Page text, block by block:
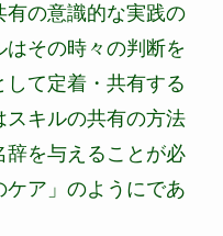
有の意識的な実践の
その時々の判断を
て定着・共有する
スキルの共有の方法
辞を与えることが必
ア」のようにであ